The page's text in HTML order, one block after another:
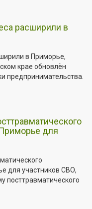
расширили в
в Приморье,
крае обновлён
предпринимательства.
для
для участников СВО,
посттравматического